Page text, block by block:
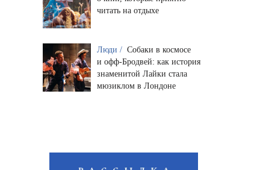
читать на отдыхе
Люди / Собаки в космосе
и офф-Бродвей: как история
знаменитой Лайки стала
мюзиклом в Лондоне